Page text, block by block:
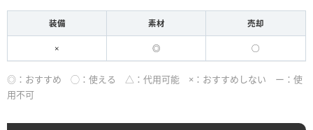
装備 素材 売却
× ◎ ◯
◎：おすすめ ◯：使える △：代用可能 ×：おすすめしない ー：使
用不可